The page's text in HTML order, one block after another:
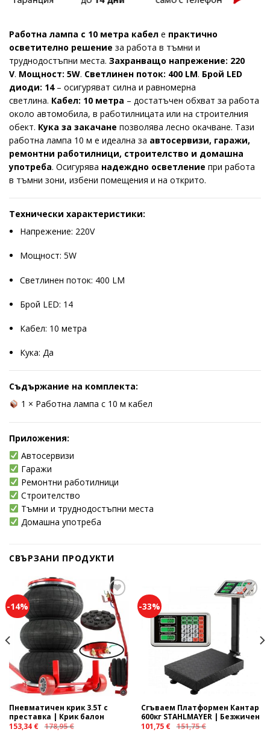
Работна лампа с 10 метра кабел е практично
осветително решение за работа в тъмни и
труднодостъпни места. Захранващо напрежение: 220
V. Мощност: 5W. Светлинен поток: 400 LM. Брой LED
диоди: 14– осигуряват силна и равномерна
светлина. Кабел: 10 метра – достатъчен обхват за работа
около автомобила, в работилницата или на строителния
обект. Кука за закачане позволява лесно окачване. Тази
работна лампа 10 м е идеална за автосервизи, гаражи,
ремонтни работилници, строителство и домашна
употреба. Осигурява надеждно осветление при работа
в тъмни зони, избени помещения и на открито.
Технически характеристики:
Напрежение: 220V
Мощност: 5W
Светлинен поток: 400 LM
Брой LED: 14
Кабел: 10 метра
Кука: Да
Съдържание на комплекта:
1 × Работна лампа с 10 м кабел
Приложения:
Автосервизи
Гаражи
Ремонтни работилници
Строителство
Тъмни и труднодостъпни места
Домашна употреба
СВЪРЗАНИ ПРОДУКТИ
-14%
Add to
wishlist
Пневматичен крик 3.5Т с
преставка | Крик балон
153,34 € 178,95€
-33%
Сгъваем Платформен Кантар
600кг STAHLMAYER | Безжичен
101,75 € 151,75€